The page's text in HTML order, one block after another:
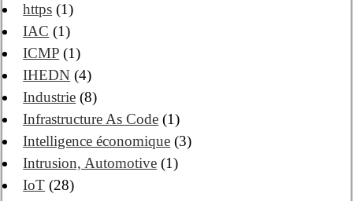
https (1)
IAC (1)
ICMP (1)
IHEDN (4)
Industrie (8)
Infrastructure As Code (1)
Intelligence économique (3)
Intrusion, Automotive (1)
IoT (28)